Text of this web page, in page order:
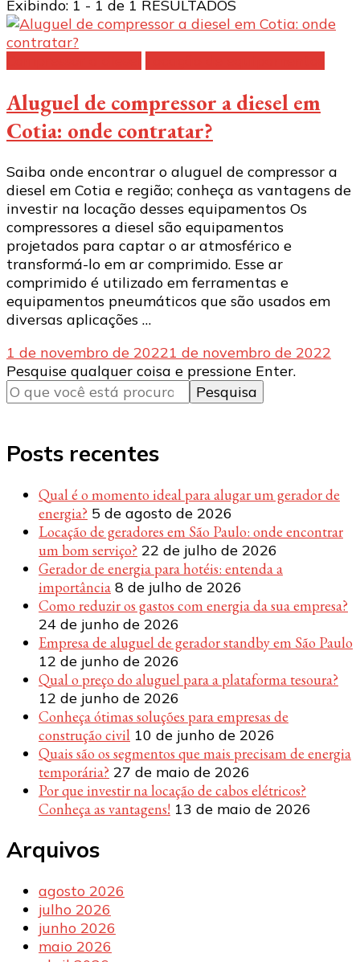
Exibindo: 1 - 1 de 1 RESULTADOS
Aluguel de compressor a diesel em
Cotia: onde contratar?
Saiba onde encontrar o aluguel de compressor a
diesel em Cotia e região; conheça as vantagens de
investir na locação desses equipamentos Os
compressores a diesel são equipamentos
projetados para captar o ar atmosférico e
transformá-lo em ar comprimido. Esse ar
comprimido é utilizado em ferramentas e
equipamentos pneumáticos que são usados em
diversas aplicações …
1 de novembro de 20221 de novembro de 2022
Procurando
algo?
Pesquise qualquer coisa e pressione Enter.
Posts recentes
Qual é o momento ideal para alugar um gerador de
energia? 5 de agosto de 2026
Locação de geradores em São Paulo: onde encontrar
um bom serviço? 22 de julho de 2026
Gerador de energia para hotéis: entenda a
importância 8 de julho de 2026
Como reduzir os gastos com energia da sua empresa?
24 de junho de 2026
Empresa de aluguel de gerador standby em São Paulo
12 de junho de 2026
Qual o preço do aluguel para a plataforma tesoura?
12 de junho de 2026
Conheça ótimas soluções para empresas de
construção civil 10 de junho de 2026
Quais são os segmentos que mais precisam de energia
temporária? 27 de maio de 2026
Por que investir na locação de cabos elétricos?
Conheça as vantagens! 13 de maio de 2026
Arquivos
agosto 2026
julho 2026
junho 2026
maio 2026